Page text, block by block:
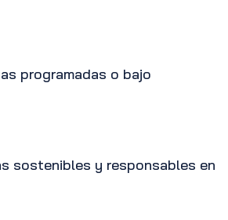
programadas o bajo
sostenibles y responsables en